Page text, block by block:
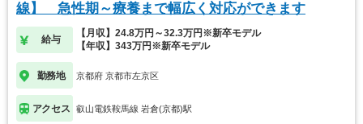
線】 急性期～療養まで幅広く対応ができます
給与
【月収】24.8万円～32.3万円※新卒モデル
【年収】343万円※新卒モデル
勤務地 京都府 京都市左京区
アクセス 叡山電鉄鞍馬線 岩倉(京都)駅